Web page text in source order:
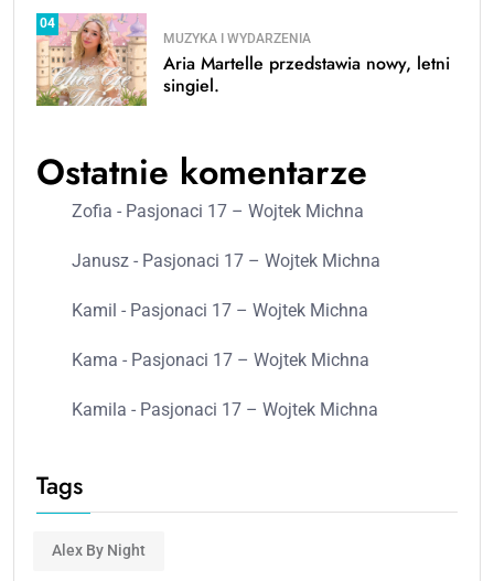
04
MUZYKA I WYDARZENIA
Aria Martelle przedstawia nowy, letni
singiel.
Ostatnie komentarze
Zofia - Pasjonaci 17 – Wojtek Michna
Janusz - Pasjonaci 17 – Wojtek Michna
Kamil - Pasjonaci 17 – Wojtek Michna
Kama - Pasjonaci 17 – Wojtek Michna
Kamila - Pasjonaci 17 – Wojtek Michna
Tags
Alex By Night